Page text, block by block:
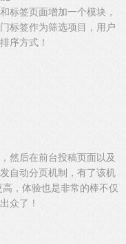
标签页面增加一个模块，
标签作为筛选项目，用户
序方式！
然后在前台投稿页面以及
自动分页机制，有了该机
，体验也是非常的棒不仅
众了！